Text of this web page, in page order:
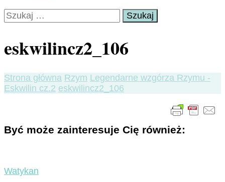
Szukaj:
eskwilincz2_106
Strona główna Rzym Legendarne wzgórza Rzymu -
Eskwilin cz.2 eskwilincz2_106
Być może zainteresuje Cię również:
Watykan